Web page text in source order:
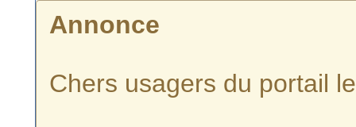
Annonce
Chers usagers du portail